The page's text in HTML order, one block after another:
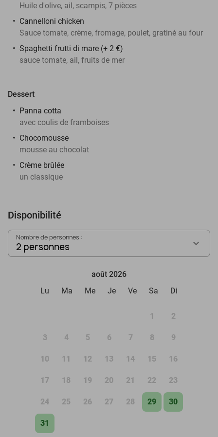
Huile d'olive, ail, scampis, 7 pièces
Cannelloni chicken
Sauce tomate, crème, fromage, poulet, gratiné au four
Spaghetti frutti di mare (+ 2 €)
sauce tomate, ail, fruits de mer
Dessert
Panna cotta
avec coulis de framboises
Chocomousse
mousse au chocolat
Crème brûlée
un classique
Disponibilité
Nombre de personnes :
2 personnes
août 2026
Lu
Ma Me Je Ve Sa Di
1 2
3 4 5 6 7 8 9
10 11 12 13 14 15 16
17 18 19 20 21 22 23
24 25 26 27 28 29 30
31